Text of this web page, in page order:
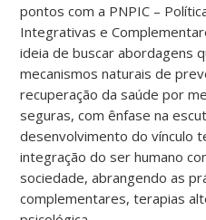
pontos com a PNPIC –
Integrativas e
ideia de buscar abordagens
mecanismos naturais de
recuperação da saúde por
seguras, com ênfase na
desenvolvimento do vínculo
integração do ser humano
sociedade, abrangendo as
complementares, terapias